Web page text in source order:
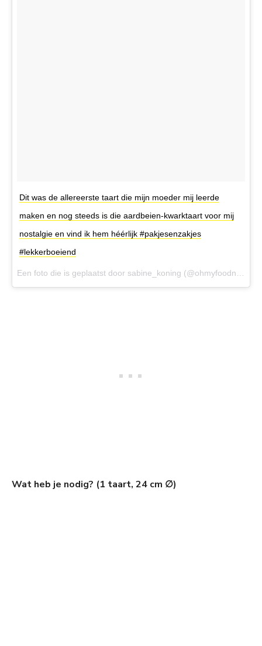
Dit was de allereerste taart die mijn moeder mij leerde
maken en nog steeds is die aardbeien-kwarktaart voor mij
nostalgie en vind ik hem héérlijk #pakjesenzakjes
#lekkerboeiend
Een foto die is geplaatst door sabine_koning (@ohmyfoodnessnl) op
Wat heb je nodig? (1 taart, 24 cm ∅)